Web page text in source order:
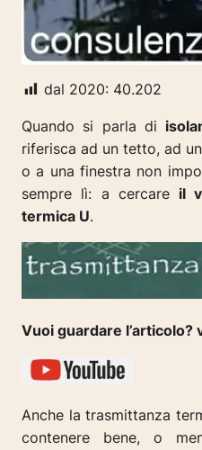
dal 2020: 40.202
Quando si parla di
riferisca ad un tetto, ad
o a una finestra non
sempre lì: a cercare il
termica U.
Vuoi guardare l’articolo?
Anche la trasmittanza
contenere bene, o